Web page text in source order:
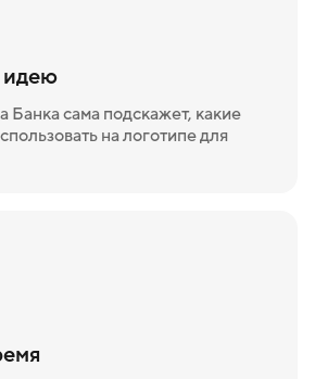
идею
Банка сама подскажет, какие
на логотипе для